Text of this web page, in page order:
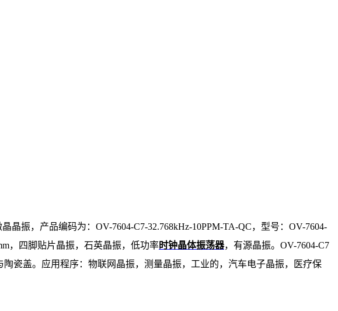
晶振，产品编码为： OV-7604-C7-32.768kHz-10PPM-TA-QC，型号：OV-7604-
，四脚贴片晶振，石英晶振，低功率时钟晶体振荡器，有源晶振。OV-7604-C7
瓷盖。应用程序：物联网晶振，测量晶振，工业的，汽车电子晶振，医疗保